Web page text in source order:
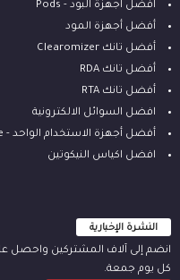
افضل اجهزة البود - Pods
أفضل أجهزة المود
أفضل تانك Clearomizer
أفضل تانك RDA
أفضل تانك RTA
افضل السوائل الالكترونية
أفضل أجهزة الاستخدام الواحد - Disposable
افضل اكياس النيكوتين
النشرة الإخبارية
انضم إلى آلاف المشتركين واحصل
كل يوم جمعة.